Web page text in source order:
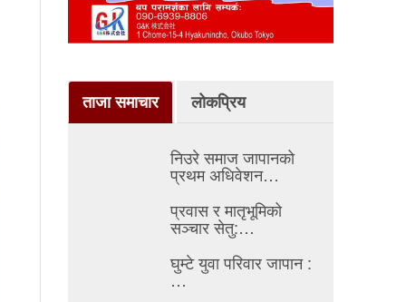
ताजा समाचार लोकप्रिय
निउरे समाज जापानको
प्रथम अधिवेशन…
प्रवास र मातृभूमिको
सञ्चार सेतु:…
घुम्टे युवा परिवार जापान :
…